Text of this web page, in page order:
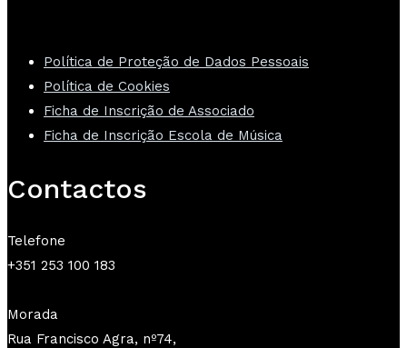
Política de Proteção de Dados Pessoais
Política de Cookies
Ficha de Inscrição de Associado
Ficha de Inscrição Escola de Música
Contactos
Telefone
+351 253 100 183
Morada
Rua Francisco Agra, nº74,